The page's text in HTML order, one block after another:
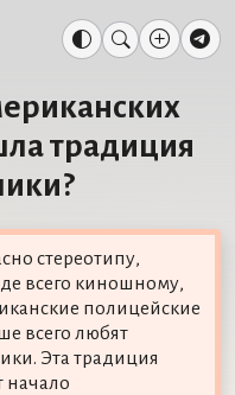
традиция
стереотипу,
всего киношному,
полицейские
всего любят
Эта традиция
начало